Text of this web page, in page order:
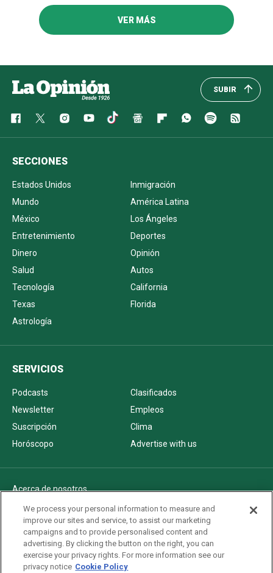
VER MÁS
SUBIR
SECCIONES
Estados Unidos
Inmigración
Mundo
América Latina
México
Los Ángeles
Entretenimiento
Deportes
Dinero
Opinión
Salud
Autos
Tecnología
California
Texas
Florida
Astrología
SERVICIOS
Podcasts
Clasificados
Newsletter
Empleos
Suscripción
Clima
Horóscopo
Advertise with us
Acerca de nosotros
Politica de privacidad
Pautas Editoriales
AdChoices
Advertise with us
We process your personal information to measure and
improve our sites and service, to assist our marketing
campaigns and to provide personalised content and
advertising. By clicking the button on the right, you can
exercise your privacy rights. For more information see our
privacy notice Cookie Policy